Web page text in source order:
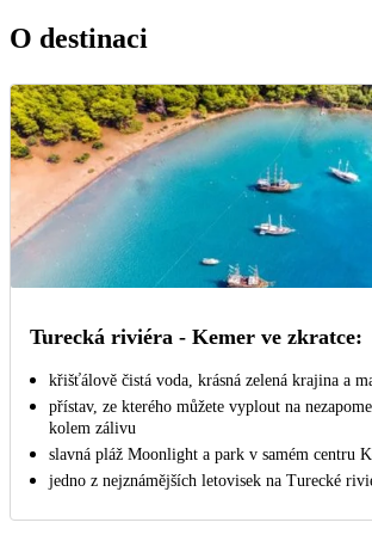
O destinaci
Turecká riviéra - Kemer ve zkratce:
křišťálově čistá voda, krásná zelená krajina a
přístav, ze kterého můžete vyplout na
kolem zálivu
slavná pláž Moonlight a park v samém centru
jedno z nejznámějších letovisek na Turecké